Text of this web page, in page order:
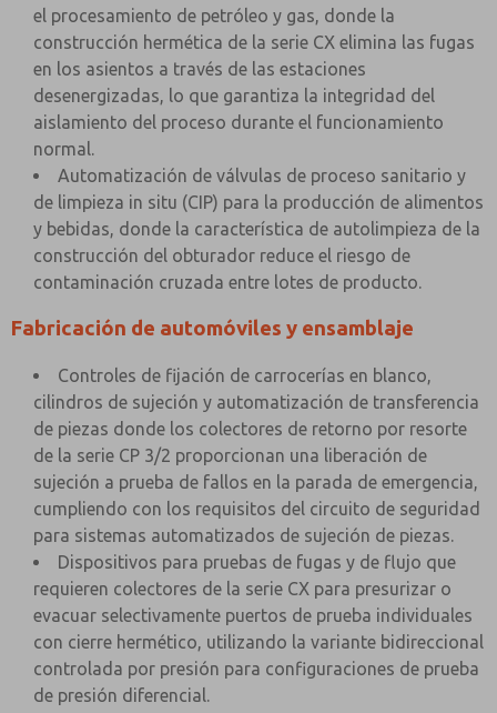
el procesamiento de petróleo y gas, donde la
construcción hermética de la serie CX elimina las fugas
en los asientos a través de las estaciones
desenergizadas, lo que garantiza la integridad del
aislamiento del proceso durante el funcionamiento
normal.
Automatización de válvulas de proceso sanitario y
de limpieza in situ (CIP) para la producción de alimentos
y bebidas, donde la característica de autolimpieza de la
construcción del obturador reduce el riesgo de
contaminación cruzada entre lotes de producto.
Fabricación de automóviles y ensamblaje
Controles de fijación de carrocerías en blanco,
cilindros de sujeción y automatización de transferencia
de piezas donde los colectores de retorno por resorte
de la serie CP 3/2 proporcionan una liberación de
sujeción a prueba de fallos en la parada de emergencia,
cumpliendo con los requisitos del circuito de seguridad
para sistemas automatizados de sujeción de piezas.
Dispositivos para pruebas de fugas y de flujo que
requieren colectores de la serie CX para presurizar o
evacuar selectivamente puertos de prueba individuales
con cierre hermético, utilizando la variante bidireccional
controlada por presión para configuraciones de prueba
de presión diferencial.